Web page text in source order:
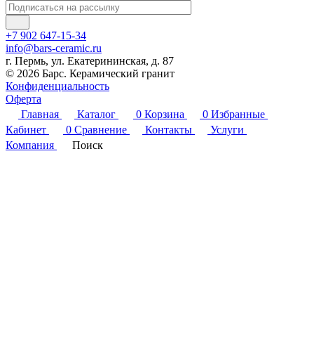
+7 902 647-15-34
info@bars-ceramic.ru
г. Пермь, ул. Екатерининская, д. 87
© 2026 Барс. Керамический гранит
Конфиденциальность
Оферта
Главная
Каталог 0 Корзина 0 Избранные
Кабинет
0 Сравнение Контакты
Услуги
Компания
Поиск